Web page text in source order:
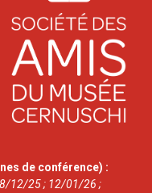
de conférence) :
12/25 ; 12/01/26 ;